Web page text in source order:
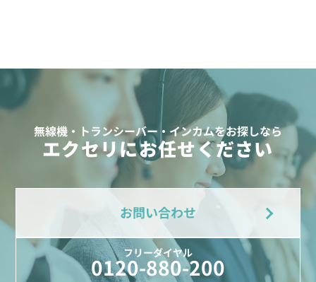
無線機・トランシーバー・インカムをお探しなら
エクセリにお任せください
お問い合わせ
フリーダイヤル
0120-880-200